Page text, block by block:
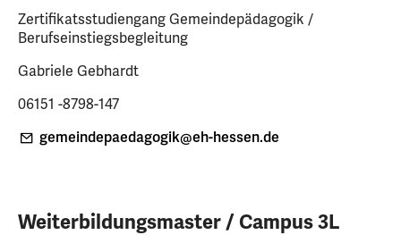
Zertifikatsstudiengang Gemeindepädagogik /
Berufseinstiegsbegleitung
Gabriele Gebhardt
06151 -8798-147
gemeindepaedagogik@eh-hessen.de
Weiterbildungsmaster / Campus 3L